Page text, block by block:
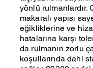
yönlü rulmanlardır.
makaralı yapısı
eğikliklerine ve
hatalarına karşı
da rulmanın zorlu
koşullarında dahi